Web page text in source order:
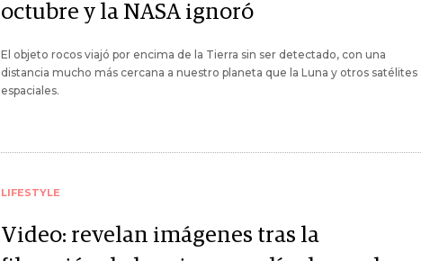
octubre y la NASA ignoró
El objeto rocos viajó por encima de la Tierra sin ser detectado, con una
distancia mucho más cercana a nuestro planeta que la Luna y otros satélites
espaciales.
LIFESTYLE
Video: revelan imágenes tras la